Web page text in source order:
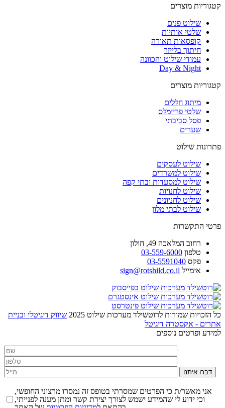
קטגוריות מוצרים
שילוט פנים
שלטי אותיות
קופסאות תאורה
חיתוך בלייזר
עמודי שילוט והכוונה
Day & Night
קטגוריות מוצרים
מיתוג חללים
שלטי פריימלס
פסל סביבתי
שערים
פתרונות שילוט
שילוט לעסקים
שילוט למשרדים
שילוט למסעדות ובתי קפה
שילוט לחנויות
שילוט לחניונים
שילוט לבתי מלון
פרטי התקשרות
רחוב המלאכה 49, חולון
טלפון 03-559-6000
פקס 03-5591040
אימייל sign@rotshild.co.il
כל הזכויות שמורות לרוטשילד מערכות שילוט 2025
שיווק דיגיטלי ובניית
אתרים - אקסטרה דיגיטל
למידע ופרטים נוספים
דברו איתנו
אני מאשר/ת כי הפרטים שמסרתי בטופס זה נמסרו מרצוני החופשי,
וכי ידוע לי שהמידע ישמש לצורך יצירת קשר ומתן מענה לפנייתי,